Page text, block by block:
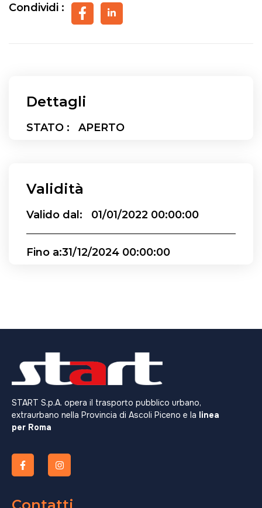
Dettagli
STATO : APERTO
Validità
Valido dal: 01/01/2022 00:00:00
Fino a:31/12/2024 00:00:00
Condividi :
START S.p.A. opera il trasporto pubblico urbano,
extraurbano nella Provincia di Ascoli Piceno e la linea
per Roma